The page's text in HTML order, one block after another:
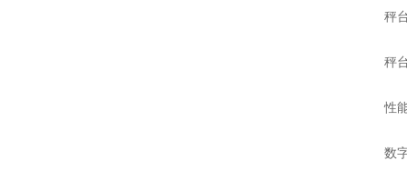
秤台
秤台长
性能
数字